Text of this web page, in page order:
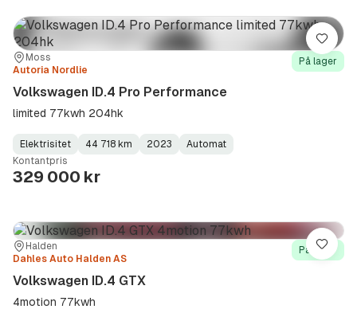
Sted:
Moss
Forhandler:
Autoria Nordlie
På lager
Volkswagen ID.4 Pro Performance
limited 77kwh 204hk
Fuel
Type:
Elektrisitet
Kilometerstand:
44 718 km
Model
Year:
2023
Gearbox
Type:
Automat
Kontantpris
329 000 kr
Lagre
Sted:Halden
Forhandler:
Dahles Auto Halden AS
På lager
Volkswagen ID.4 GTX
4motion 77kwh
Lagre